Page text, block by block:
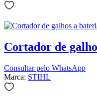
Cortador de
Consultar pelo WhatsApp
Marca: STIHL